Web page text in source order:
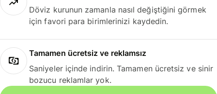
Döviz kurunun zamanla nasıl değiştiğini görmek
için favori para birimlerinizi kaydedin.
Tamamen ücretsiz ve reklamsız
Saniyeler içinde indirin. Tamamen ücretsiz ve sinir
bozucu reklamlar yok.